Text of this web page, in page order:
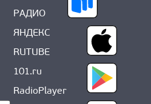
РАДИО
ЯНДЕКС
RUTUBE
101.ru
RadioPlayer